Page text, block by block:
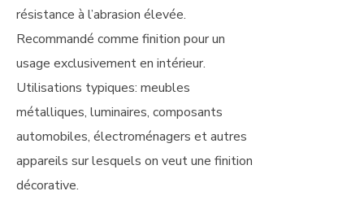
résistance à l’abrasion élevée.
Recommandé comme finition pour un
usage exclusivement en intérieur.
Utilisations typiques: meubles
métalliques, luminaires, composants
automobiles, électroménagers et autres
appareils sur lesquels on veut une finition
décorative.